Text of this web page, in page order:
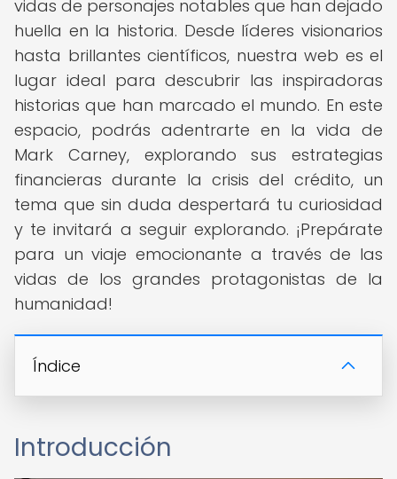
vidas de personajes notables que han dejado
huella en la historia. Desde líderes visionarios
hasta brillantes científicos, nuestra web es el
lugar ideal para descubrir las inspiradoras
historias que han marcado el mundo. En este
espacio, podrás adentrarte en la vida de
Mark Carney, explorando sus estrategias
financieras durante la crisis del crédito, un
tema que sin duda despertará tu curiosidad
y te invitará a seguir explorando. ¡Prepárate
para un viaje emocionante a través de las
vidas de los grandes protagonistas de la
humanidad!
Índice
Introducción